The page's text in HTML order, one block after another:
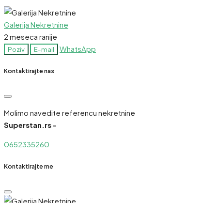
Galerija Nekretnine
2 meseca ranije
Poziv E-mail WhatsApp
Kontaktirajte nas
Molimo navedite referencu nekretnine
Superstan.rs -
0652335260
Kontaktirajte me